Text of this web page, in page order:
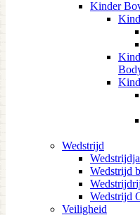
Kinder
Wedstrijd
Wedstrijd
Wedstrijd
Veiligheid